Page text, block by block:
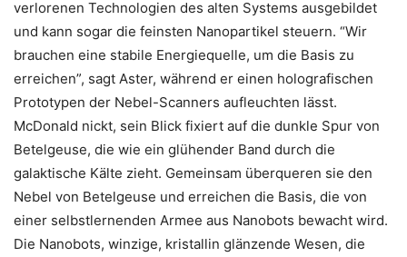
verlorenen Technologien des alten Systems ausgebildet
und kann sogar die feinsten Nanopartikel steuern. “Wir
brauchen eine stabile Energiequelle, um die Basis zu
erreichen”, sagt Aster, während er einen holografischen
Prototypen der Nebel-Scanners aufleuchten lässt.
McDonald nickt, sein Blick fixiert auf die dunkle Spur von
Betelgeuse, die wie ein glühender Band durch die
galaktische Kälte zieht. Gemeinsam überqueren sie den
Nebel von Betelgeuse und erreichen die Basis, die von
einer selbstlernenden Armee aus Nanobots bewacht wird.
Die Nanobots, winzige, kristallin glänzende Wesen, die